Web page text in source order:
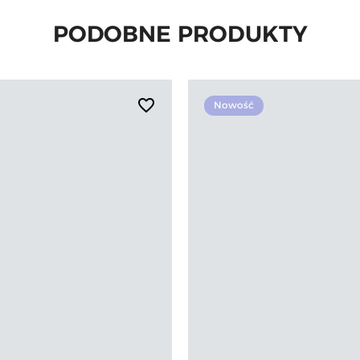
PODOBNE PRODUKTY
favorite_border Nowość